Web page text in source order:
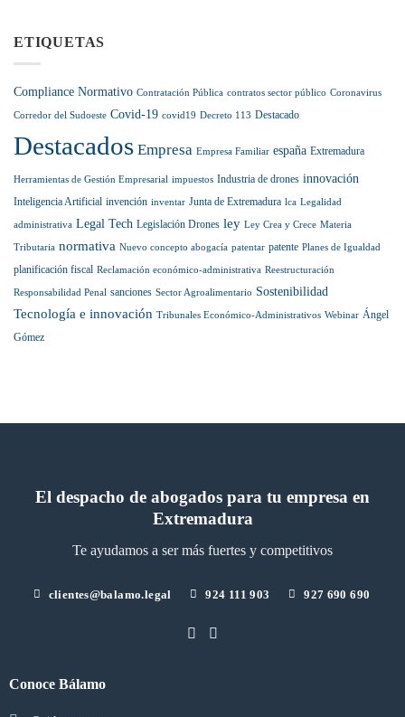
nominado
en
internacional
Lawyers
ETIQUETAS
Compliance Normativo Contratación Pública contratos sector público Coronavirus
Corredor del Sudoeste Covid-19 covid19 Decreto 113 Destacado
Destacados Empresa Empresa Familiar españa Extremadura
Herramientas de Gestión Empresarial impuestos Industria de drones innovación
Inteligencia Artificial invención inventar Junta de Extremadura lca Legalidad
administrativa Legal Tech Legislación Drones ley Ley Crea y Crece Materia
Tributaria normativa Nuevo concepto abogacía patentar patente Planes de Igualdad
planificación fiscal Reclamación económico-administrativa Reestructuración
Responsabilidad Penal sanciones Sector Agroalimentario Sostenibilidad
Tecnología e innovación Tribunales Económico-Administrativos Webinar Ángel
Gómez
El despacho de abogados para tu empresa en
Extremadura
Te ayudamos a ser más fuertes y competitivos
clientes@balamo.legal 924 111 903 927 690 690
Conoce Bálamo